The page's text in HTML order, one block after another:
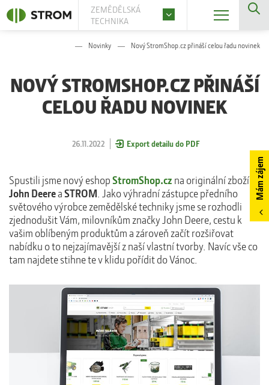
ZEMĚDĚLSKÁ
TECHNIKA
Mám zájem
Novinky Nový StromShop.cz přináší celou řadu novinek
NOVÝ STROMSHOP.CZ PŘINÁŠÍ
CELOU ŘADU NOVINEK
26.11.2022 Export detailu do PDF
Spustili jsme nový eshopStromShop.cz na originální zboží
John DeereaSTROM . Jako výhradní zástupce předního
světového výrobce zemědělské techniky jsme se rozhodli
zjednodušit Vám, milovníkům značky John Deere, cestu k
vašim oblíbeným produktům a zároveň začít rozšiřovat
nabídku o to nejzajímavější z naší vlastní tvorby. Navíc vše co
tam najdete stihne te v klidu pořídit do Vánoc.